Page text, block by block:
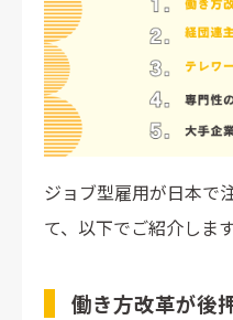
ジョブ型雇用が日本で
て、以下でご紹介します
働き方改革が後